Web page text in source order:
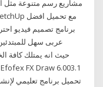
مشاريع رسم متنوعة مثل
برنامج تصميم فيديو
عربى سهل
تحميل برنامج تعليمي